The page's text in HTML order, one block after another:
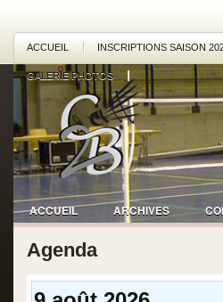
ACCUEIL INSCRIPTIONS SAISON
GALERIE PHOTOS
ACCUEIL ARCHIVES
Agenda